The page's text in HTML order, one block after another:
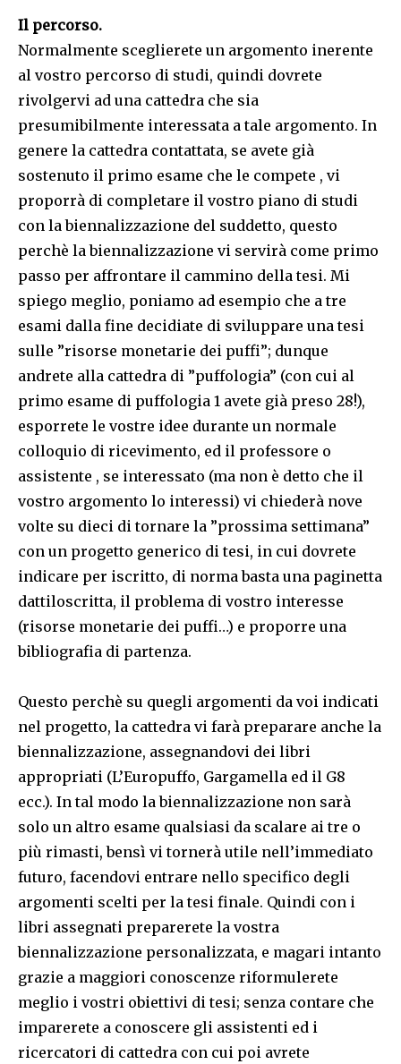
Il percorso.
Normalmente sceglierete un argomento inerente
al vostro percorso di studi, quindi dovrete
rivolgervi ad una cattedra che sia
presumibilmente interessata a tale argomento. In
genere la cattedra contattata, se avete già
sostenuto il primo esame che le compete , vi
proporrà di completare il vostro piano di studi
con la biennalizzazione del suddetto, questo
perchè la biennalizzazione vi servirà come primo
passo per affrontare il cammino della tesi. Mi
spiego meglio, poniamo ad esempio che a tre
esami dalla fine decidiate di sviluppare una tesi
sulle ”risorse monetarie dei puffi”; dunque
andrete alla cattedra di ”puffologia” (con cui al
primo esame di puffologia 1 avete già preso 28!),
esporrete le vostre idee durante un normale
colloquio di ricevimento, ed il professore o
assistente , se interessato (ma non è detto che il
vostro argomento lo interessi) vi chiederà nove
volte su dieci di tornare la ”prossima settimana”
con un progetto generico di tesi, in cui dovrete
indicare per iscritto, di norma basta una paginetta
dattiloscritta, il problema di vostro interesse
(risorse monetarie dei puffi…) e proporre una
bibliografia di partenza.
Questo perchè su quegli argomenti da voi indicati
nel progetto, la cattedra vi farà preparare anche la
biennalizzazione, assegnandovi dei libri
appropriati (L’Europuffo, Gargamella ed il G8
ecc.). In tal modo la biennalizzazione non sarà
solo un altro esame qualsiasi da scalare ai tre o
più rimasti, bensì vi tornerà utile nell’immediato
futuro, facendovi entrare nello specifico degli
argomenti scelti per la tesi finale. Quindi con i
libri assegnati preparerete la vostra
biennalizzazione personalizzata, e magari intanto
grazie a maggiori conoscenze riformulerete
meglio i vostri obiettivi di tesi; senza contare che
imparerete a conoscere gli assistenti ed i
ricercatori di cattedra con cui poi avrete